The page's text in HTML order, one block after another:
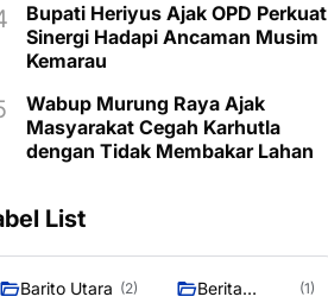
Bupati Heriyus Ajak OPD Perkuat
Sinergi Hadapi Ancaman Musim
Kemarau
Wabup Murung Raya Ajak
Masyarakat Cegah Karhutla
dengan Tidak Membakar Lahan
List
Barito Utara (2)
Berita
(1)